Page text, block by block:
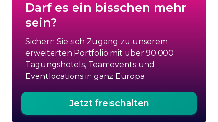
Darf es ein bisschen mehr
sein?
Sichern Sie sich Zugang zu unserem
erweiterten Portfolio mit über 90.000
Tagungshotels, Teamevents und
Eventlocations in ganz Europa.
Jetzt freischalten